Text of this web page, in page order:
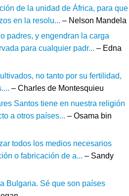
de la unidad de África, para que
en la resolu... – Nelson Mandela
padres, y engendran la carga
para cualquier padr... – Edna
no tanto por su fertilidad,
– Charles de Montesquieu
Santos tiene en nuestra religión
a otros países... – Osama bin
todos los medios necesarios
o fabricación de a... – Sandy
Bulgaria. Sé que son países